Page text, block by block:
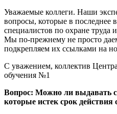
Уважаемые коллеги. Наши
вопросы, которые в последнее
специалистов по охране труда
Мы по-прежнему не просто
подкрепляем их ссылками на
С уважением, коллектив
обучения №1
Вопрос: Можно ли выдавать
которые истек срок действия